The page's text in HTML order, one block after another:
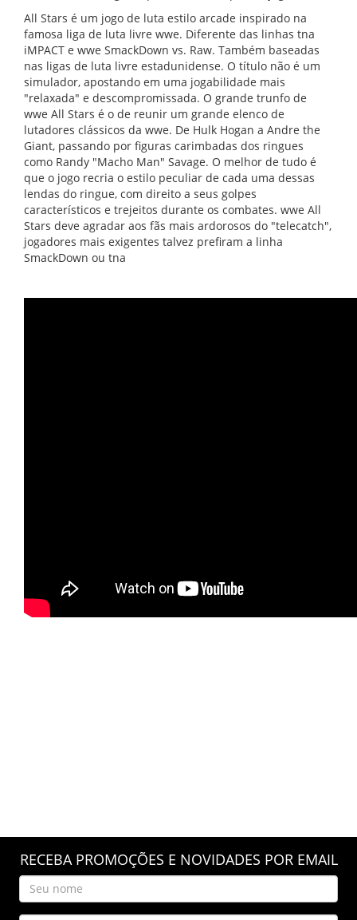
All Stars é um jogo de luta estilo arcade inspirado na
famosa liga de luta livre wwe. Diferente das linhas tna
iMPACT e wwe SmackDown vs. Raw. Também baseadas
nas ligas de luta livre estadunidense. O título não é um
simulador, apostando em uma jogabilidade mais
"relaxada" e descompromissada. O grande trunfo de
wwe All Stars é o de reunir um grande elenco de
lutadores clássicos da wwe. De Hulk Hogan a Andre the
Giant, passando por figuras carimbadas dos ringues
como Randy "Macho Man" Savage. O melhor de tudo é
que o jogo recria o estilo peculiar de cada uma dessas
lendas do ringue, com direito a seus golpes
característicos e trejeitos durante os combates. wwe All
Stars deve agradar aos fãs mais ardorosos do "telecatch",
jogadores mais exigentes talvez prefiram a linha
SmackDown ou tna
RECEBA PROMOÇÕES E NOVIDADES POR EMAIL